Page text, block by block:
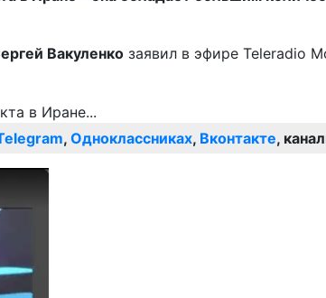
Вакуленко заявил в эфире Teleradio
, Одноклассниках, Вконтакте,